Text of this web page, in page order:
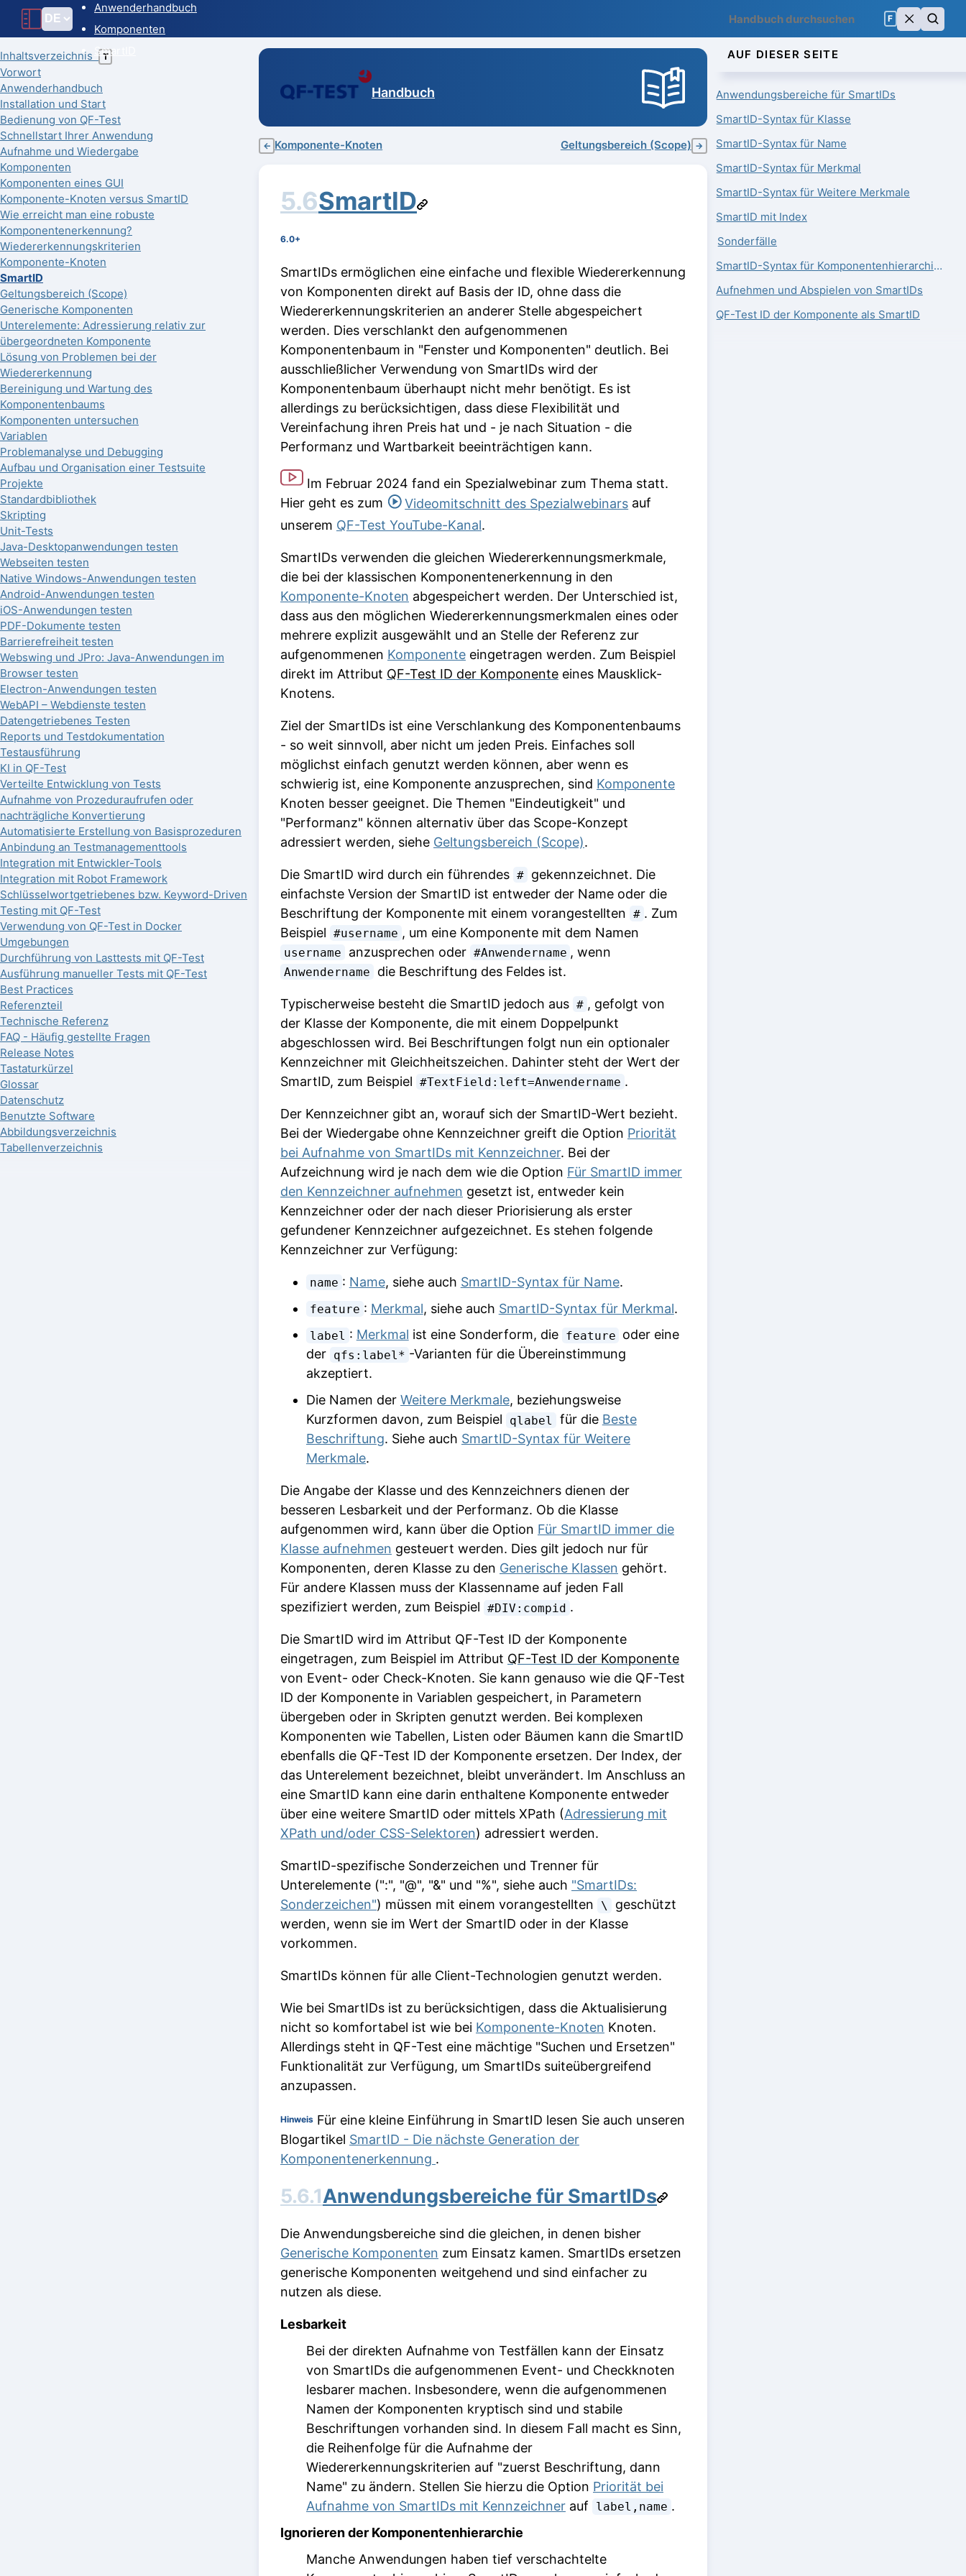
Anwenderhandbuch
Komponenten
SmartID
F
Handbuch
Inhaltsverzeichnis T
Vorwort
Anwenderhandbuch
Installation und Start
Bedienung von QF-Test
Schnellstart Ihrer Anwendung
Aufnahme und Wiedergabe
Komponenten
Komponenten eines GUI
Komponente-Knoten versus SmartID
Wie erreicht man eine robuste
Komponentenerkennung?
Wiedererkennungskriterien
Komponente-Knoten
SmartID
Geltungsbereich (Scope)
Generische Komponenten
Unterelemente: Adressierung relativ zur
übergeordneten Komponente
Lösung von Problemen bei der
Wiedererkennung
Bereinigung und Wartung des
Komponentenbaums
Komponenten untersuchen
Variablen
Problemanalyse und Debugging
Aufbau und Organisation einer Testsuite
Projekte
Standardbibliothek
Skripting
Unit-Tests
Java-Desktopanwendungen testen
Webseiten testen
Native Windows-Anwendungen testen
Android-Anwendungen testen
iOS-Anwendungen testen
PDF-Dokumente testen
Barrierefreiheit testen
Webswing und JPro: Java-Anwendungen im
Browser testen
Electron-Anwendungen testen
WebAPI – Webdienste testen
Datengetriebenes Testen
Reports und Testdokumentation
Testausführung
KI in QF-Test
Verteilte Entwicklung von Tests
Aufnahme von Prozeduraufrufen oder
nachträgliche Konvertierung
Automatisierte Erstellung von Basisprozeduren
Anbindung an Testmanagementtools
Integration mit Entwickler-Tools
Integration mit Robot Framework
Schlüsselwortgetriebenes bzw. Keyword-Driven
Testing mit QF-Test
Verwendung von QF-Test in Docker
Umgebungen
Durchführung von Lasttests mit QF-Test
Ausführung manueller Tests mit QF-Test
Best Practices
Referenzteil
Technische Referenz
FAQ - Häufig gestellte Fragen
Release Notes
Tastaturkürzel
Glossar
Datenschutz
Benutzte Software
Abbildungsverzeichnis
Tabellenverzeichnis
AUF DIESER SEITE
Anwendungsbereiche für SmartIDs
SmartID-Syntax für Klasse
SmartID-Syntax für Name
SmartID-Syntax für Merkmal
SmartID-Syntax für Weitere Merkmale
SmartID mit Index
Sonderfälle
SmartID-Syntax für Komponentenhierarchien
Aufnehmen und Abspielen von SmartIDs
QF-Test ID der Komponente als SmartID
← Komponente-Knoten Geltungsbereich (Scope) →
5.6SmartID
6.0+
SmartIDs ermöglichen eine einfache und flexible Wiedererkennung
von Komponenten direkt auf Basis der ID, ohne dass die
Wiedererkennungskriterien an anderer Stelle abgespeichert
werden. Dies verschlankt den aufgenommenen
Komponentenbaum in "Fenster und Komponenten" deutlich. Bei
ausschließlicher Verwendung von SmartIDs wird der
Komponentenbaum überhaupt nicht mehr benötigt. Es ist
allerdings zu berücksichtigen, dass diese Flexibilität und
Vereinfachung ihren Preis hat und - je nach Situation - die
Performanz und Wartbarkeit beeinträchtigen kann.
Im Februar 2024 fand ein Spezialwebinar zum Thema statt.
Hier geht es zum
Videomitschnitt des Spezialwebinars auf
unserem QF-Test YouTube-Kanal.
SmartIDs verwenden die gleichen Wiedererkennungsmerkmale,
die bei der klassischen Komponentenerkennung in den
Komponente-Knoten abgespeichert werden. Der Unterschied ist,
dass aus den möglichen Wiedererkennungsmerkmalen eines oder
mehrere explizit ausgewählt und an Stelle der Referenz zur
aufgenommenen Komponente eingetragen werden. Zum Beispiel
direkt im Attribut QF-Test ID der Komponente eines Mausklick-
Knotens.
Ziel der SmartIDs ist eine Verschlankung des Komponentenbaums
- so weit sinnvoll, aber nicht um jeden Preis. Einfaches soll
möglichst einfach genutzt werden können, aber wenn es
schwierig ist, eine Komponente anzusprechen, sind Komponente
Knoten besser geeignet. Die Themen "Eindeutigkeit" und
"Performanz" können alternativ über das Scope-Konzept
adressiert werden, siehe Geltungsbereich (Scope).
Die SmartID wird durch ein führendes # gekennzeichnet. Die
einfachste Version der SmartID ist entweder der Name oder die
Beschriftung der Komponente mit einem vorangestellten # . Zum
Beispiel #username , um eine Komponente mit dem Namen
username anzusprechen oder #Anwendername , wenn
Anwendername die Beschriftung des Feldes ist.
Typischerweise besteht die SmartID jedoch aus # , gefolgt von
der Klasse der Komponente, die mit einem Doppelpunkt
abgeschlossen wird. Bei Beschriftungen folgt nun ein optionaler
Kennzeichner mit Gleichheitszeichen. Dahinter steht der Wert der
SmartID, zum Beispiel #TextField:left=Anwendername .
Der Kennzeichner gibt an, worauf sich der SmartID-Wert bezieht.
Bei der Wiedergabe ohne Kennzeichner greift die Option Priorität
bei Aufnahme von SmartIDs mit Kennzeichner. Bei der
Aufzeichnung wird je nach dem wie die Option Für SmartID immer
den Kennzeichner aufnehmen gesetzt ist, entweder kein
Kennzeichner oder der nach dieser Priorisierung als erster
gefundener Kennzeichner aufgezeichnet. Es stehen folgende
Kennzeichner zur Verfügung:
name : Name, siehe auch SmartID-Syntax für Name.
feature : Merkmal, siehe auch SmartID-Syntax für Merkmal.
label : Merkmal ist eine Sonderform, die feature oder eine
der qfs:label* -Varianten für die Übereinstimmung
akzeptiert.
Die Namen der Weitere Merkmale, beziehungsweise
Kurzformen davon, zum Beispiel
qlabel für die Beste
Beschriftung. Siehe auch SmartID-Syntax für Weitere
Merkmale.
Die Angabe der Klasse und des Kennzeichners dienen der
besseren Lesbarkeit und der Performanz. Ob die Klasse
aufgenommen wird, kann über die Option Für SmartID immer die
Klasse aufnehmen gesteuert werden. Dies gilt jedoch nur für
Komponenten, deren Klasse zu den Generische Klassen gehört.
Für andere Klassen muss der Klassenname auf jeden Fall
spezifiziert werden, zum Beispiel #DIV:compid .
Die SmartID wird im Attribut QF-Test ID der Komponente
eingetragen, zum Beispiel im Attribut QF-Test ID der Komponente
von Event- oder Check-Knoten. Sie kann genauso wie die QF-Test
ID der Komponente in Variablen gespeichert, in Parametern
übergeben oder in Skripten genutzt werden. Bei komplexen
Komponenten wie Tabellen, Listen oder Bäumen kann die SmartID
ebenfalls die QF-Test ID der Komponente ersetzen. Der Index, der
das Unterelement bezeichnet, bleibt unverändert. Im Anschluss an
eine SmartID kann eine darin enthaltene Komponente entweder
über eine weitere SmartID oder mittels XPath (Adressierung mit
XPath und/oder CSS-Selektoren) adressiert werden.
SmartID-spezifische Sonderzeichen und Trenner für
Unterelemente (":", "@", "&" und "%", siehe auch "SmartIDs:
Sonderzeichen") müssen mit einem vorangestellten \
geschützt
werden, wenn sie im Wert der SmartID oder in der Klasse
vorkommen.
SmartIDs können für alle Client-Technologien genutzt werden.
Wie bei SmartIDs ist zu berücksichtigen, dass die Aktualisierung
nicht so komfortabel ist wie bei Komponente-Knoten Knoten.
Allerdings steht in QF-Test eine mächtige "Suchen und Ersetzen"
Funktionalität zur Verfügung, um SmartIDs suiteübergreifend
anzupassen.
Hinweis Für eine kleine Einführung in SmartID lesen Sie auch unseren
Blogartikel SmartID - Die nächste Generation der
Komponentenerkennung .
5.6.1Anwendungsbereiche für SmartIDs
Die Anwendungsbereiche sind die gleichen, in denen bisher
Generische Komponenten zum Einsatz kamen. SmartIDs ersetzen
generische Komponenten weitgehend und sind einfacher zu
nutzen als diese.
Lesbarkeit
Bei der direkten Aufnahme von Testfällen kann der Einsatz
von SmartIDs die aufgenommenen Event- und Checkknoten
lesbarer machen. Insbesondere, wenn die aufgenommenen
Namen der Komponenten kryptisch sind und stabile
Beschriftungen vorhanden sind. In diesem Fall macht es Sinn,
die Reihenfolge für die Aufnahme der
Wiedererkennungskriterien auf "zuerst Beschriftung, dann
Name" zu ändern. Stellen Sie hierzu die Option Priorität bei
Aufnahme von SmartIDs mit Kennzeichner auf label,name .
Ignorieren der Komponentenhierarchie
Manche Anwendungen haben tief verschachtelte